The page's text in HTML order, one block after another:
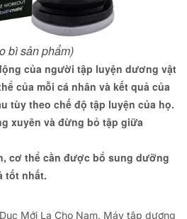
bì sản phẩm)
của người tập luyện dương vật
của mỗi cá nhân và kết quả của
tùy theo chế độ tập luyện của họ.
xuyên và đừng bỏ tập giữa
cơ thể cần được bổ sung dưỡng
tốt nhất.
Mới Lạ Cho Nam, Máy tập dương